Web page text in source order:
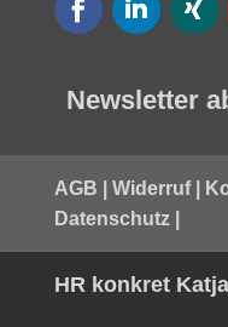
Newsletter
AGB Widerruf|
Datenschutz|
HR konkret